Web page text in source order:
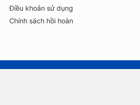
Điều khoản sử dụng
Chính sách hồi hoàn